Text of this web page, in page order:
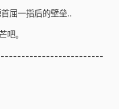
屈一指后的壁垒..
吧。